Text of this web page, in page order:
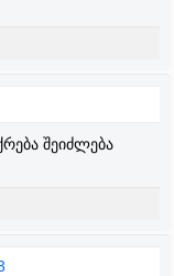
შეიძლება